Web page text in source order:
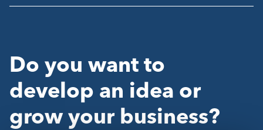
Do you want to
develop an idea or
grow your business?